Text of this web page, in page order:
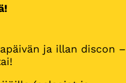
ja illan discon –